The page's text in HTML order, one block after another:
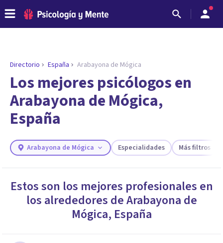
ENCONTRAR MI TERAPEUTA
¿Necesitas ayuda para encontrar el
psicólogo adecuado?
Responde a unas breves preguntas y te ofreceremos
los profesionales que más se ajustan a tus
necesidades.
Responder cuestionario
Directorio España Arabayona de Mógica
Los mejores psicólogos en
Arabayona de Mógica,
España
Arabayona de Mógica Especialidades Más filtros
Estos son los mejores profesionales en
los alrededores deArabayona de
Mógica, España